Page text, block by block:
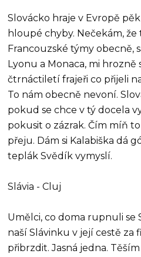
Slovácko hraje v Evropě
hloupé chyby. Nečekám, že
Francouzské týmy obecně,
Lyonu a Monaca, mi hrozně
čtrnáctiletí frajeři co přijeli
To nám obecně nevoní.
pokud se chce v tý docela
pokusit o zázrak. Čím míň
přeju. Dám si Kalabiška dá
teplák Svědík vymyslí.
Slávia - Cluj
Umělci, co doma rupnuli se
naší Slávinku v její cestě za
přibrzdit. Jasná jedna.